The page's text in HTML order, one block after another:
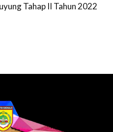
Tahap II Tahun 2022